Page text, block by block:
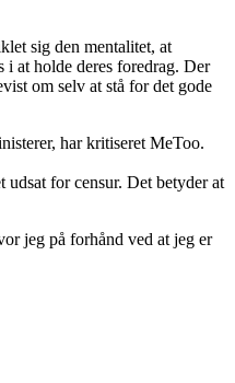
sig den mentalitet, at
i at holde deres foredrag. Der
om selv at stå for det gode
har kritiseret MeToo.
for censur. Det betyder at
jeg på forhånd ved at jeg er